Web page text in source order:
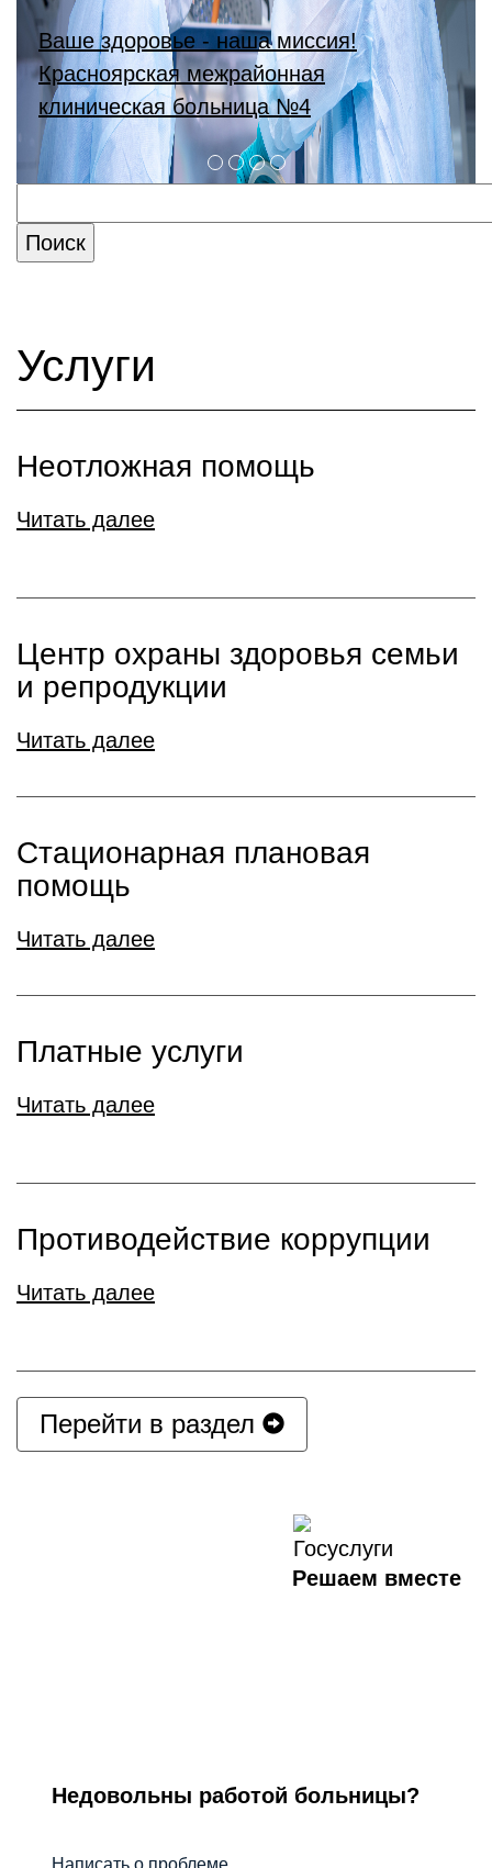
Ваше здоровье - наша миссия!
Красноярская межрайонная
клиническая больница №4
Услуги
Неотложная помощь
Читать далее
Центр охраны здоровья семьи
и репродукции
Читать далее
Стационарная плановая
помощь
Читать далее
Платные услуги
Читать далее
Противодействие коррупции
Читать далее
Перейти в раздел
Решаем вместе
Недовольны работой больницы?
Написать о проблеме